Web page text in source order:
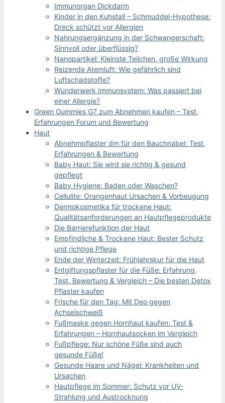
Immunorgan Dickdarm
Kinder in den Kuhstall – Schmuddel-Hypothese:
Dreck schützt vor Allergien
Nahrungsergänzung in der Schwangerschaft:
Sinnvoll oder überflüssig?
Nanopartikel: Kleinste Teilchen, große Wirkung
Reizende Atemluft: Wie gefährlich sind
Luftschadstoffe?
Wunderwerk Immunsystem: Was passiert bei
einer Allergie?
Green Gummies G7 zum Abnehmen kaufen – Test,
Erfahrungen Forum und Bewertung
Haut
Abnehmpflaster dm für den Bauchnabel: Test,
Erfahrungen & Bewertung
Baby Haut: Sie wird sie richtig & gesund
gepflegt
Baby Hygiene: Baden oder Waschen?
Cellulite: Orangenhaut Ursachen & Vorbeugung
Dermokosmetika für trockene Haut:
Qualitätsanforderungen an Hautpflegeprodukte
Die Barrierefunktion der Haut
Empfindliche & Trockene Haut: Bester Schutz
und richtige Pflege
Ende der Winterzeit: Frühjahrskur für die Haut
Entgiftungspflaster für die Füße: Erfahrung,
Test, Bewertung & Vergleich – Die besten Detox
Pflaster kaufen
Frische für den Tag: Mit Deo gegen
Achselschweiß
Fußmaske gegen Hornhaut kaufen: Test &
Erfahrungen – Hornhautsocken im Vergleich
Fußpflege: Nur schöne Füße sind auch
gesunde Füße!
Gesunde Haare und Nägel: Krankheiten und
Ursachen
Hautpflege im Sommer: Schutz vor UV-
Strahlung und Austrocknung